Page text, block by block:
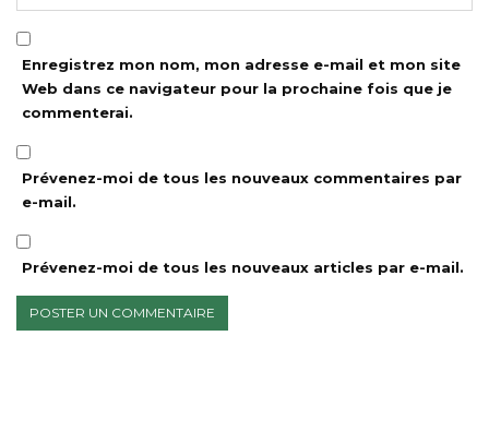
Enregistrez mon nom, mon adresse e-mail et mon site
Web dans ce navigateur pour la prochaine fois que je
commenterai.
Prévenez-moi de tous les nouveaux commentaires par
e-mail.
Prévenez-moi de tous les nouveaux articles par e-mail.